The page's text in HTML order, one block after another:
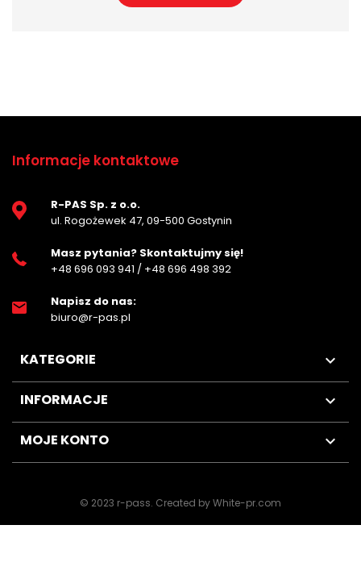
Informacje kontaktowe
R-PAS Sp. z o.o.
ul. Rogożewek 47, 09-500 Gostynin
Masz pytania? Skontaktujmy się!
+48 696 093 941 / +48 696 498 392
Napisz do nas:
biuro@r-pas.pl
KATEGORIE 
INFORMACJE 
MOJE KONTO 
© 2023 r-pass. Created by White-pr.com